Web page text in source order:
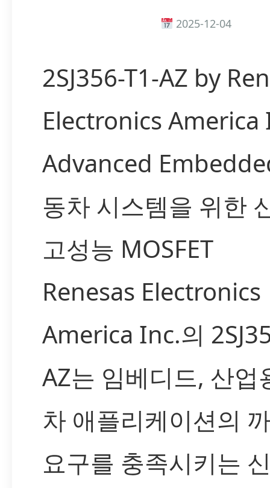
2025-12-04
2SJ356-T1-AZ by
Electronics
Advanced
동차 시스템을 위한
고성능 MOSFET
Renesas Electronics
America Inc.의
AZ는 임베디드, 산업
차 애플리케이션의
요구를 충족시키는